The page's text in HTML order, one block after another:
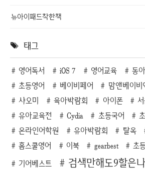
뉴아이패드착한책
태그
영어독서 iOS 7 영어교육 동
초등영어
베이비페어 맘앤베이비
샤오미
육아박람회 아이폰
유아교육전
Cydia 초등국어
온라인어학원
유아박람회 탈옥
홈스쿨영어
이북 gearbest
초
기어베스트
검색만해도9할은